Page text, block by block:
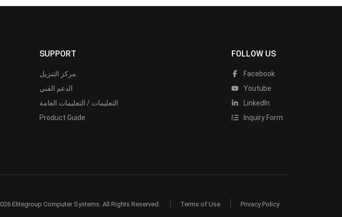
SUPPORT
مركز التنزيل
الدعم الفني
التعليمات / التعليمات العامة
Product Guide
FOLLOW US
Facebook
Youtube
LinkedIn
Inquiry Form
Elitegroup Computer Systems. All Rights Reserved. Terms of Use Privacy Policy